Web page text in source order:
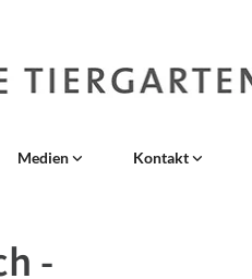
Medien Kontakt
-